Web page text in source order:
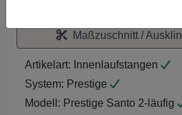
Maßzuschnitt /
Artikelart: Innenlaufstangen
System: Prestige
Modell: Prestige Santo 2-läufig